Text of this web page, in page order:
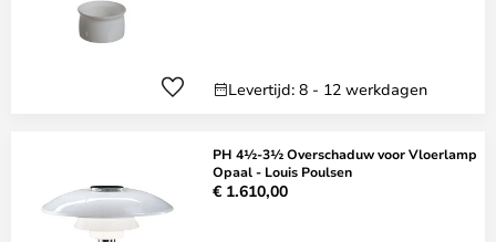
Levertijd: 8 - 12 werkdagen
PH 4½-3½ Overschaduw voor Vloerlamp
Opaal - Louis Poulsen
€ 1.610,00